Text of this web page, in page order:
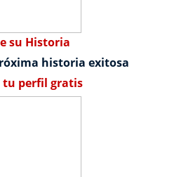
su Historia
historia exitosa
tu perfil gratis